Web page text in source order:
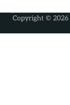
Copyright © 2026